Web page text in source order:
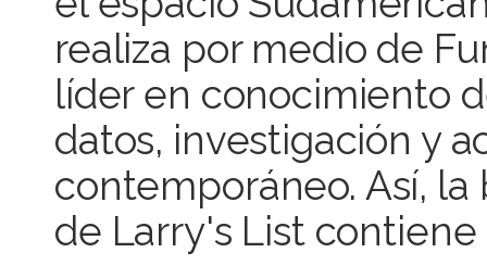
realiza por medio de
líder en conocimiento
datos, investigación y
contemporáneo. Así,
de Larry's List